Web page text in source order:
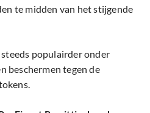
te midden van het stijgende
populairder onder
beschermen tegen de